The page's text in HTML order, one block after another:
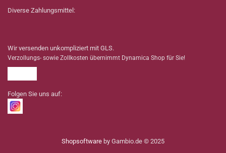
Diverse Zahlungsmittel:
Wir versenden unkompliziert mit GLS.
Verzollungs- sowie Zollkosten übernimmt Dynamica Shop für Sie!
Folgen Sie uns auf:
Shopsoftware by Gambio.de © 2025